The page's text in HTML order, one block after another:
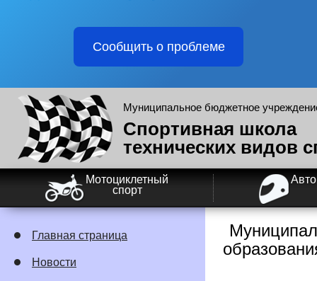
Сообщить о проблеме
Муниципальное бюджетное
Спортивная школа
технических видов
Мотоциклетный
спорт
Главная страница
Новости